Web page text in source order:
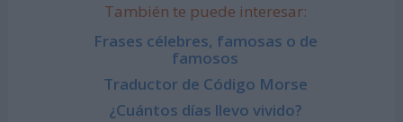
También te puede interesar:
Frases célebres, famosas o de
famosos
Traductor de Código Morse
¿Cuántos días llevo vivido?